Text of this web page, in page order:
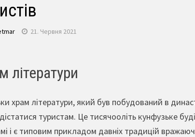
21. Червня 2021
літератури
храм літератури, який був побудований в
туристам. Це тисячооліть кунфузьке
і є типовим прикладом давніх традицій